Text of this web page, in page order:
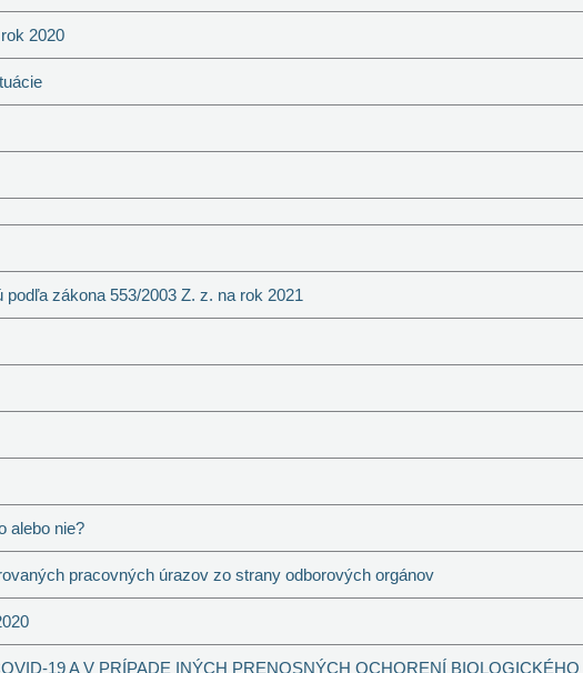
2020
zákona 553/2003 Z. z. na rok 2021
alebo nie?
pracovných úrazov zo strany odborových orgánov
19 A V PRÍPADE INÝCH PRENOSNÝCH OCHORENÍ